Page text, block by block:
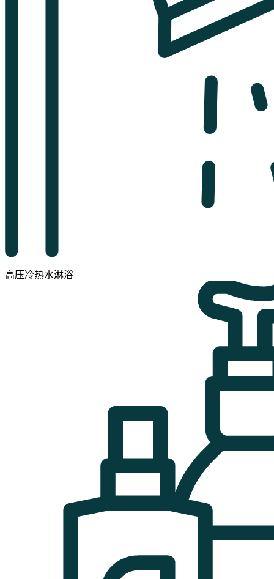
高压冷热水淋浴